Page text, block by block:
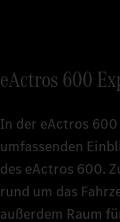
eActros 600
In der eActros
umfassenden
des eActros 600.
rund um das
außerdem Raum